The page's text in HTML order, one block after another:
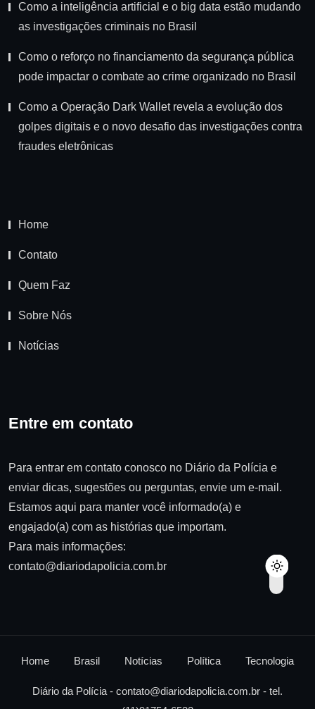
Como a inteligência artificial e o big data estão mudando
as investigações criminais no Brasil
Como o reforço no financiamento da segurança pública
pode impactar o combate ao crime organizado no Brasil
Como a Operação Dark Wallet revela a evolução dos
golpes digitais e o novo desafio das investigações contra
fraudes eletrônicas
Home
Contato
Quem Faz
Sobre Nós
Notícias
Entre em contato
Para entrar em contato conosco no Diário da Polícia e
enviar dicas, sugestões ou perguntas, envie um e-mail.
Estamos aqui para manter você informado(a) e
engajado(a) com as histórias que importam.
Para mais informações:
contato@diariodapolicia.com.br
Home Brasil Notícias Política Tecnologia
Diário da Polícia - contato@diariodapolicia.com.br - tel.